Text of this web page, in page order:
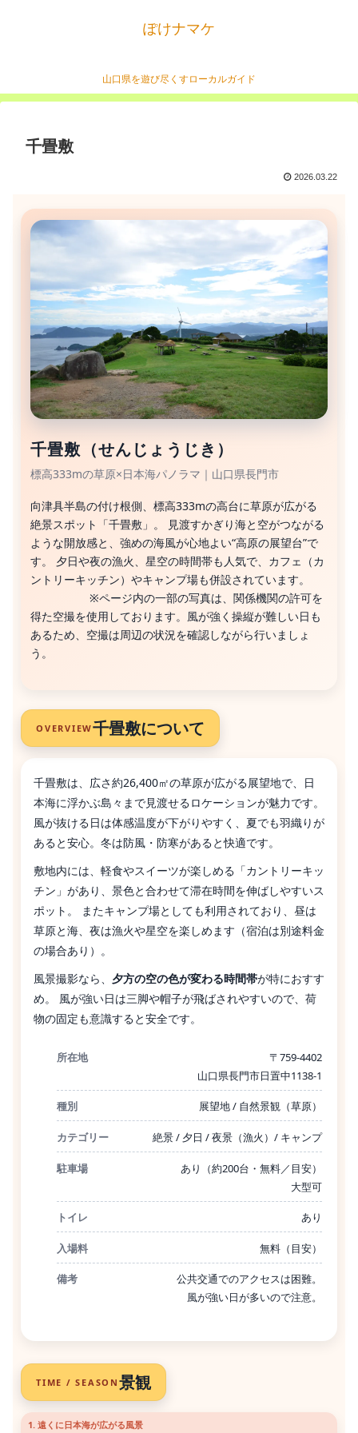
ぽけナマケ
山口県を遊び尽くすローカルガイド
千畳敷
2026.03.22
千畳敷（せんじょうじき）
標高333mの草原×日本海パノラマ｜山口県長門市
向津具半島の付け根側、標高333mの高台に草原が広がる
絶景スポット「千畳敷」。 見渡すかぎり海と空がつながる
ような開放感と、強めの海風が心地よい“高原の展望台”で
す。 夕日や夜の漁火、星空の時間帯も人気で、カフェ（カ
ントリーキッチン）やキャンプ場も併設されています。
※ページ内の一部の写真は、関係機関の許可を
得た空撮を使用しております。風が強く操縦が難しい日も
あるため、空撮は周辺の状況を確認しながら行いましょ
う。
OVERVIEW千畳敷について
千畳敷は、広さ約26,400㎡の草原が広がる展望地で、日
本海に浮かぶ島々まで見渡せるロケーションが魅力です。
風が抜ける日は体感温度が下がりやすく、夏でも羽織りが
あると安心。冬は防風・防寒があると快適です。
敷地内には、軽食やスイーツが楽しめる「カントリーキッ
チン」があり、景色と合わせて滞在時間を伸ばしやすいス
ポット。 またキャンプ場としても利用されており、昼は
草原と海、夜は漁火や星空を楽しめます（宿泊は別途料金
の場合あり）。
風景撮影なら、 夕方の空の色が変わる時間帯が特におすす
め。 風が強い日は三脚や帽子が飛ばされやすいので、荷
物の固定も意識すると安全です。
所在地
〒759-4402
山口県長門市日置中1138-1
種別 展望地 / 自然景観（草原）
カテゴリー 絶景 / 夕日 / 夜景（漁火）/ キャンプ
駐車場
あり（約200台・無料／目安）
大型可
トイレ あり
入場料 無料（目安）
備考
公共交通でのアクセスは困難。
風が強い日が多いので注意。
TIME / SEASON 景観
1. 遠くに日本海が広がる風景